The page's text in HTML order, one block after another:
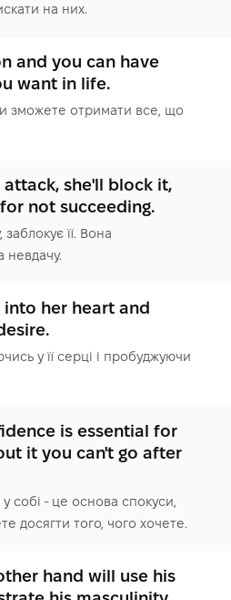
на них.
and you can have
want in life.
зможете отримати все, що
she'll block it,
not succeeding.
її. Вона
невдачу.
into her heart and
у її серці і пробуджуючи
is essential for
it you can't go after
собі - це основа спокуси,
досягти того, чого хочете.
hand will use his